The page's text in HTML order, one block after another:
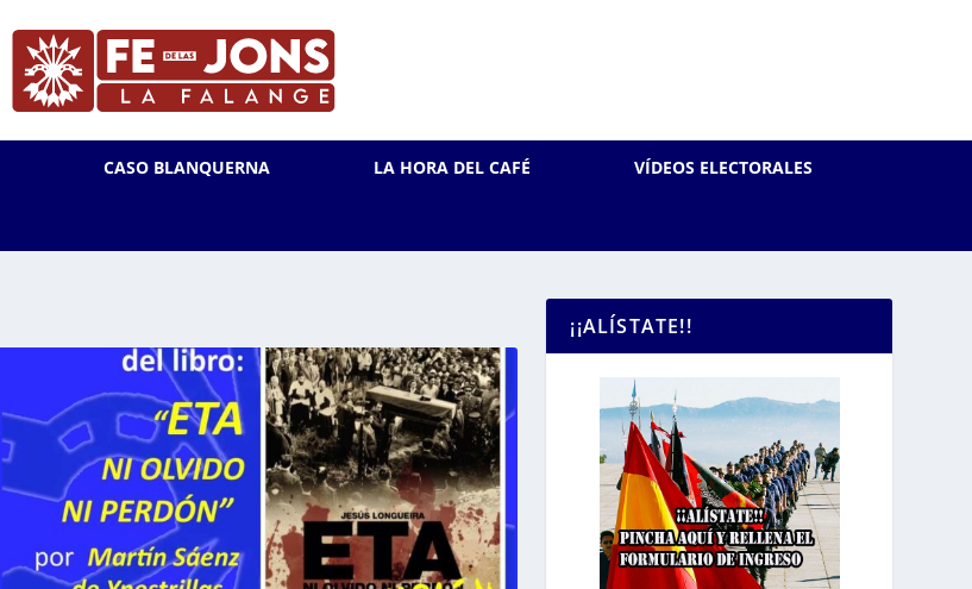
CASO BLANQUERNA LA HORA DEL CAFÉ
VÍDEOS ELECTORALES
¡¡ALÍSTATE!!